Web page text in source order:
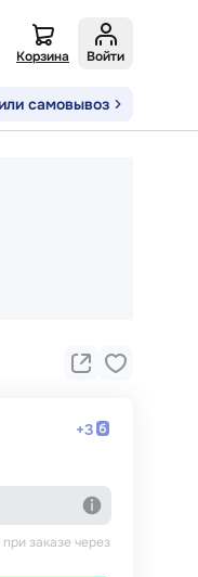
Корзина Войти
самовывоз
+3
заказе через